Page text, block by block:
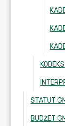
STATUT
BUDŻET